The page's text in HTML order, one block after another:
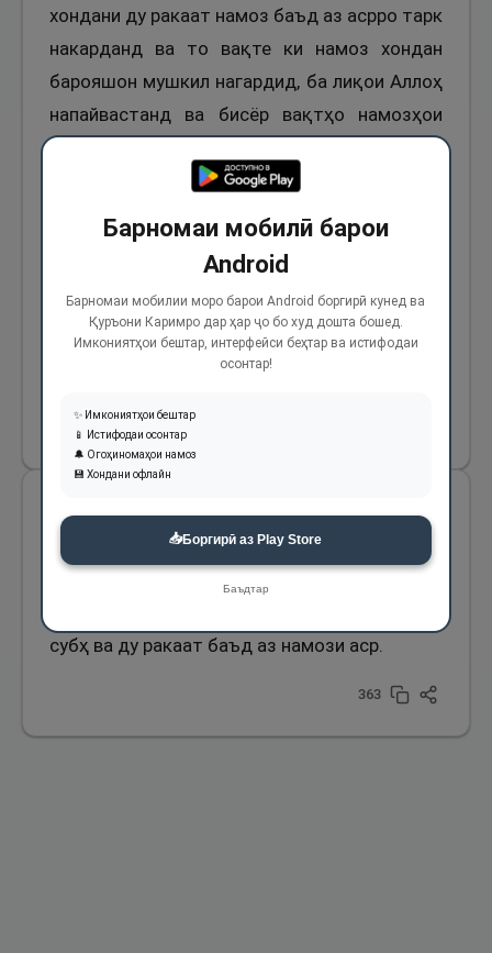
хондани ду ракаат намоз баъд аз асрро тарк
накарданд ва то вақте ки намоз хондан
барояшон мушкил нагардид, ба лиқои Аллоҳ
напайвастанд ва бисёр вақтҳо намозҳои
худро ба таври нишаста адо менамуданд. Ва
муроди Оиша (р) аз ин намозҳо ду ракаат
намози баъд аз аср аст ва Паёмбари Худо
(с) ин ду ракаат намозро дар масҷид адо
намекарданд, то мабодо сабаби заҳмати
умматашон гардад дар ҳоле, ки ҳамеша
дӯст доштанд, то сабаби тахфиф бар
Ва аз Оиша (р) ривоят аст, ки гуфт: Ду намоз
буд, ки Паёмбари Худо (с) ҳеҷ гоҳ онҳоро чи
дар ҳолати пинҳон ва чи дар ҳолати ошкоро
субҳ ва ду ракаат баъд аз намози аср.
363
Барномаи мобилӣ барои
Android
Барномаи мобилии моро барои Android боргирӣ кунед ва
Қуръони Каримро дар ҳар ҷо бо худ дошта бошед.
Имкониятҳои бештар, интерфейси беҳтар ва истифодаи
осонтар!
✨ Имкониятҳои бештар
📱 Истифодаи осонтар
🔔 Огоҳиномаҳои намоз
💾 Хондани офлайн
📥Боргирӣ аз Play Store
Баъдтар